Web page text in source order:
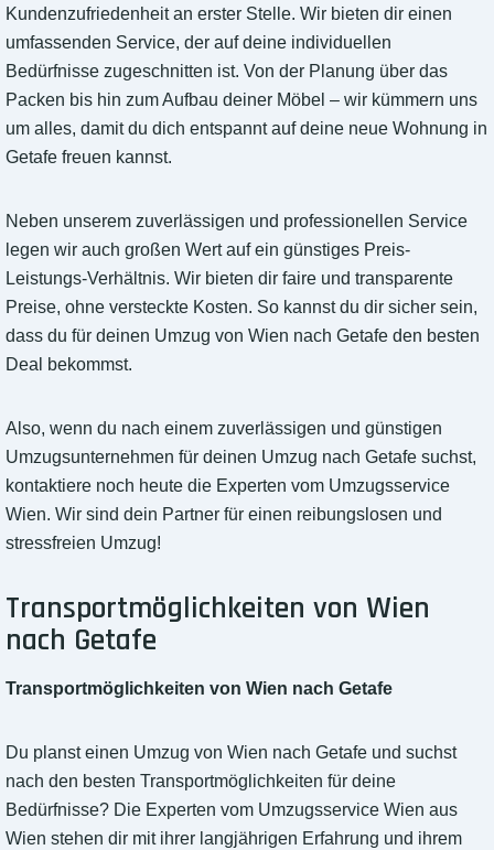
Kundenzufriedenheit an erster Stelle. Wir bieten dir einen
umfassenden Service, der auf deine individuellen
Bedürfnisse zugeschnitten ist. Von der Planung über das
Packen bis hin zum Aufbau deiner Möbel – wir kümmern uns
um alles, damit du dich entspannt auf deine neue Wohnung in
Getafe freuen kannst.
Neben unserem zuverlässigen und professionellen Service
legen wir auch großen Wert auf ein günstiges Preis-
Leistungs-Verhältnis. Wir bieten dir faire und transparente
Preise, ohne versteckte Kosten. So kannst du dir sicher sein,
dass du für deinen Umzug von Wien nach Getafe den besten
Deal bekommst.
Also, wenn du nach einem zuverlässigen und günstigen
Umzugsunternehmen für deinen Umzug nach Getafe suchst,
kontaktiere noch heute die Experten vom Umzugsservice
Wien. Wir sind dein Partner für einen reibungslosen und
stressfreien Umzug!
Transportmöglichkeiten von Wien
nach Getafe
Transportmöglichkeiten von Wien nach Getafe
Du planst einen Umzug von Wien nach Getafe und suchst
nach den besten Transportmöglichkeiten für deine
Bedürfnisse? Die Experten vom Umzugsservice Wien aus
Wien stehen dir mit ihrer langjährigen Erfahrung und ihrem